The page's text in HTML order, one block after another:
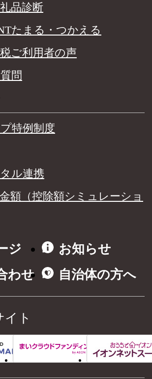
品診断
たまる・つかえる
ご利用者の声
問
特例制度
ル連携
額（控除額シミュレーショ
ジ
お知らせ
わせ
自治体の方へ
イト